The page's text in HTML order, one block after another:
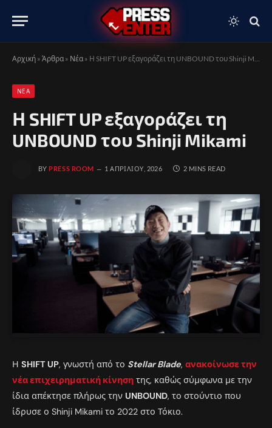
Αρχική » Άρθρα » Νέα » Η SHIFT UP εξαγοράζει τη UNBOUND του Shinji Mikami
ΝΈΑ
Η SHIFT UP εξαγοράζει τη
UNBOUND του Shinji Mikami
BY PRESS ROOM 1 ΑΠΡΙΛΊΟΥ, 2026 2 MINS READ
Η SHIFT UP, γνωστή από το Stellar Blade, ανακοίνωσε την
νέα επιχειρηματική κίνηση της, καθώς σύμφωνα με την
ίδια απέκτησε πλήρως την UNBOUND, το στούντιο που
ίδρυσε ο Shinji Mikami το 2022 στο Τόκιο.